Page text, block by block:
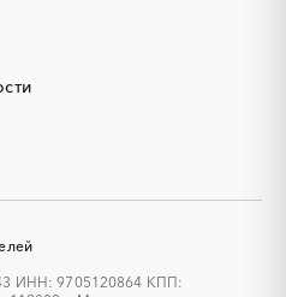
Аутсорсинг персонала
ИНН: 9705120864 КПП: